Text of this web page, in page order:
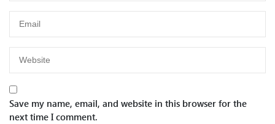
Save my name, email, and website in this browser for the
next time I comment.